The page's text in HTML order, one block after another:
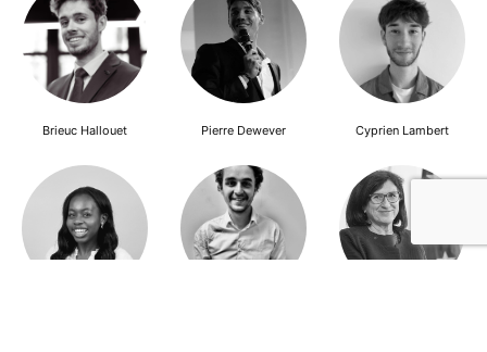
Brieuc Hallouet Pierre Dewever Cyprien Lambert